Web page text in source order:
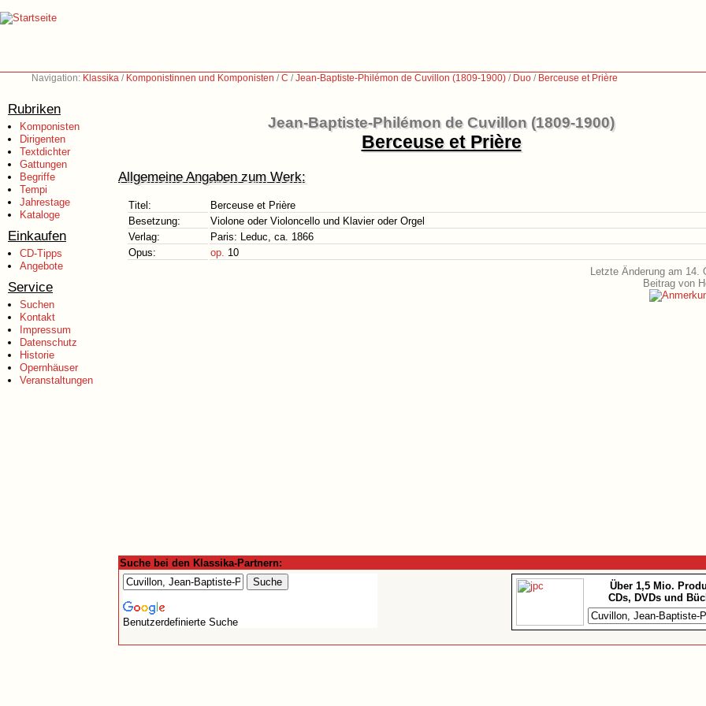
Navigation: Klassika / Komponistinnen und Komponisten /C /Jean-Baptiste-Philémon de Cuvillon (1809-1900) / Duo / Berceuse et Prière
Rubriken
Komponisten
Dirigenten
Textdichter
Gattungen
Begriffe
Tempi
Jahrestage
Kataloge
Einkaufen
CD-Tipps
Angebote
Service
Suchen
Kontakt
Impressum
Datenschutz
Historie
Opernhäuser
Veranstaltungen
Jean-Baptiste-Philémon de Cuvillon (1809-1900)
Berceuse et Prière
Allgemeine Angaben zum Werk:
Titel:
Berceuse et Prière
Besetzung:
Violone oder Violoncello und Klavier oder Orgel
Verlag:
Paris: Leduc, ca. 1866
Opus:
op. 10
Letzte Änderung am 14.
Beitrag von
Suche bei den Klassika-Partnern:
Benutzerdefinierte Suche
Über 1,5 Mio.
CDs, DVDs und